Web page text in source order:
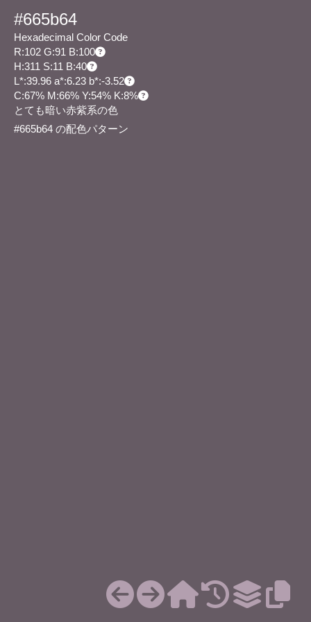
#665b64
Hexadecimal Color Code
R:102 G:91 B:100
H:311 S:11 B:40
L*:39.96 a*:6.23 b*:-3.52
C:67% M:66% Y:54% K:8%
とても暗い赤紫系の色
#665b64 の配色パターン